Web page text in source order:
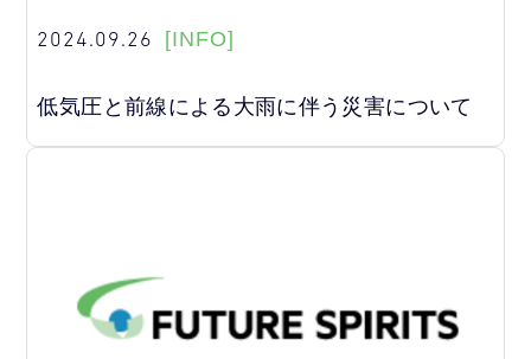
2024.09.26 [INFO]
低気圧と前線による大雨に伴う災害について